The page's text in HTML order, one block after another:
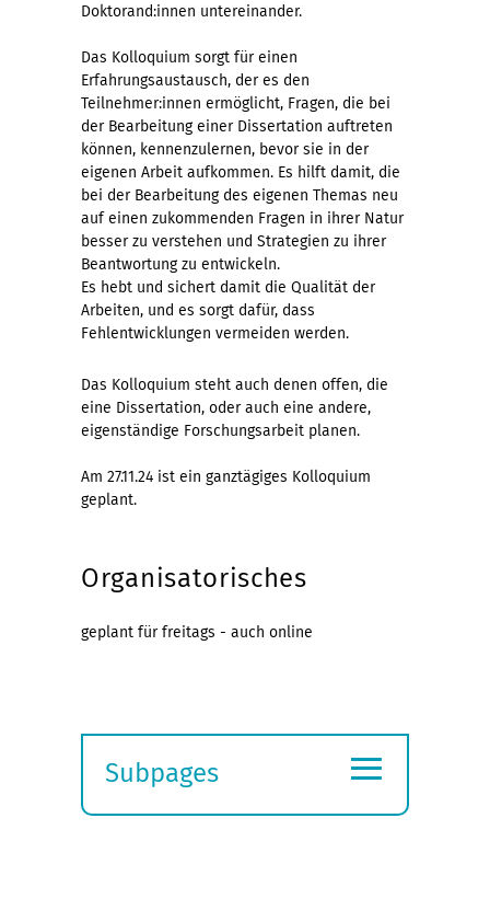
Doktorand:innen untereinander.
Das Kolloquium sorgt für einen
Erfahrungsaustausch, der es den
Teilnehmer:innen ermöglicht, Fragen, die bei
der Bearbeitung einer Dissertation auftreten
können, kennenzulernen, bevor sie in der
eigenen Arbeit aufkommen. Es hilft damit, die
bei der Bearbeitung des eigenen Themas neu
auf einen zukommenden Fragen in ihrer Natur
besser zu verstehen und Strategien zu ihrer
Beantwortung zu entwickeln.
Es hebt und sichert damit die Qualität der
Arbeiten, und es sorgt dafür, dass
Fehlentwicklungen vermeiden werden.
Das Kolloquium steht auch denen offen, die
eine Dissertation, oder auch eine andere,
eigenständige Forschungsarbeit planen.
Am 27.11.24 ist ein ganztägiges Kolloquium
geplant.
Organisatorisches
geplant für freitags - auch online
Subpages
≡